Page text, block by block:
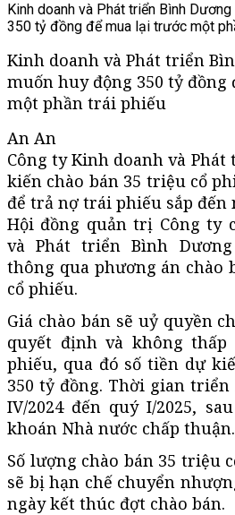
Kinh doanh và Phát triển Bình
350 tỷ đồng để mua lại trước một
Kinh doanh và Phát triển
muốn huy động 350 tỷ
một phần trái phiếu
An An
Công ty Kinh doanh và
kiến chào bán 35 triệu cổ
để trả nợ trái phiếu sắp đến
Hội đồng quản trị Công ty
và Phát triển Bình
thông qua phương án chào
cổ phiếu.
Giá chào bán sẽ uỷ quyền
quyết định và không thấp
phiếu, qua đó số tiền dự
350 tỷ đồng. Thời gian
IV/2024 đến quý I/2025,
khoán Nhà nước chấp thuận.
Số lượng chào bán 35 triệu
sẽ bị hạn chế chuyển
ngày kết thúc đợt chào bán.